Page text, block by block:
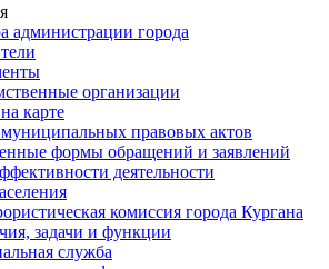
администрации города
организации
карте
правовых актов
формы обращений и заявлений
деятельности
комиссия города Кургана
задачи и функции
служба